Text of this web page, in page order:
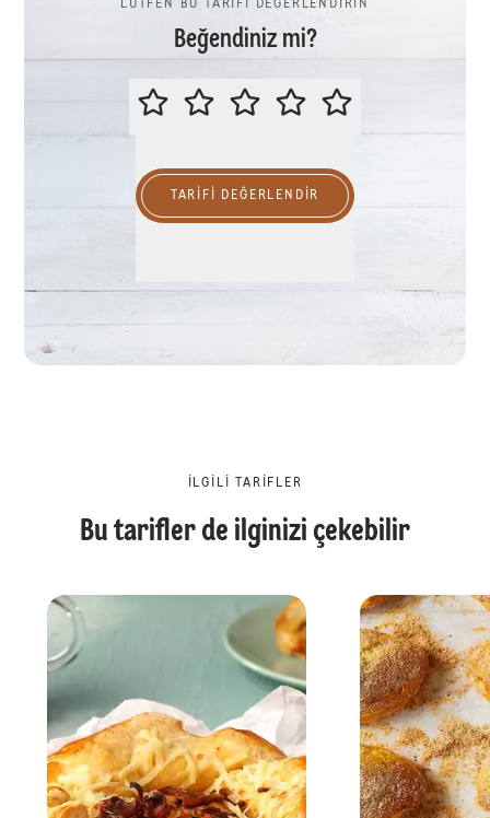
LÜTFEN BU TARİFİ DEĞERLENDİRİN
Beğendiniz mi?
LÜTFEN BU TARİFİ
TARIFI DEĞERLENDİR
İLGILI TARIFLER
Bu tarifler de ilginizi çekebilir